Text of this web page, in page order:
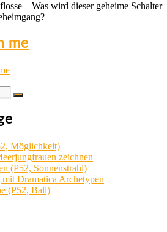
– Was wird dieser geheime Schalter
me
Möglichkeit)
zeichnen
(P52, Sonnenstrahl)
Dramatica Archetypen
(P52, Ball)